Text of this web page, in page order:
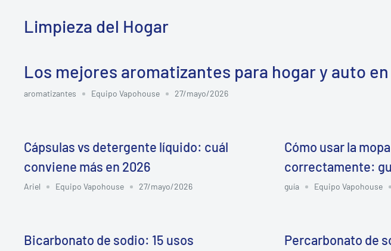
Limpieza del Hogar
Los mejores aromatizantes para hogar y auto
aromatizantes Equipo Vapohouse 27/mayo/2026
Cápsulas vs detergente líquido: cuál
conviene más en 2026
Ariel Equipo Vapohouse 27/mayo/2026
Cómo usar la
correctamente:
guía Equipo Vapohouse
Bicarbonato de sodio: 15 usos
Percarbonato de